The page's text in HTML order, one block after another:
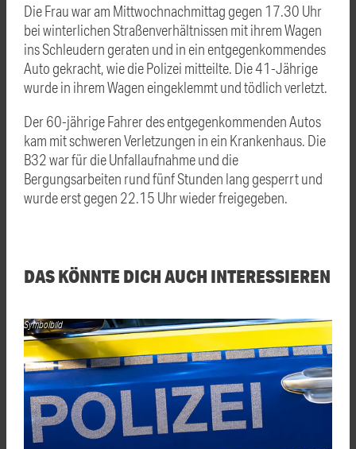
Die Frau war am Mittwochnachmittag gegen 17.30 Uhr
bei winterlichen Straßenverhältnissen mit ihrem Wagen
ins Schleudern geraten und in ein entgegenkommendes
Auto gekracht, wie die Polizei mitteilte. Die 41-Jährige
wurde in ihrem Wagen eingeklemmt und tödlich verletzt.
Der 60-jährige Fahrer des entgegenkommenden Autos
kam mit schweren Verletzungen in ein Krankenhaus. Die
B32 war für die Unfallaufnahme und die
Bergungsarbeiten rund fünf Stunden lang gesperrt und
wurde erst gegen 22.15 Uhr wieder freigegeben.
DAS KÖNNTE DICH AUCH INTERESSIEREN
Symbolbild